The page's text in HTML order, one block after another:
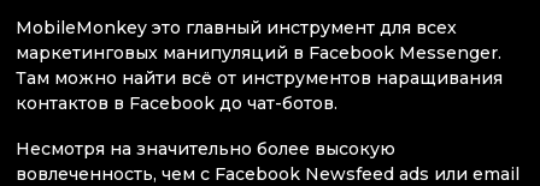
MobileMonkey это главный инструмент для всех
маркетинговых манипуляций в Facebook Messenger.
Там можно найти всё от инструментов наращивания
контактов в Facebook до чат-ботов.
Несмотря на значительно более высокую
вовлеченность, чем с Facebook Newsfeed ads или email